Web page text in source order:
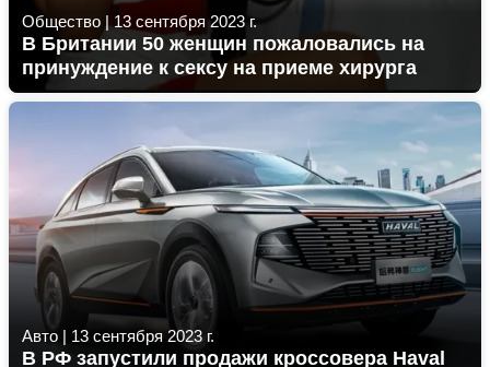
Общество | 13 сентября 2023 г.
В Британии 50 женщин пожаловались на
принуждение к сексу на приеме хирурга
Авто | 13 сентября 2023 г.
В РФ запустили продажи кроссовера Haval